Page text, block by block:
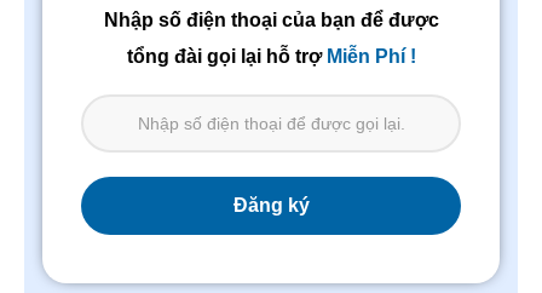
Nhập số điện thoại của bạn để được